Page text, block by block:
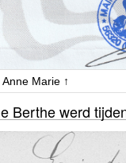
Marie ↑
Berthe werd